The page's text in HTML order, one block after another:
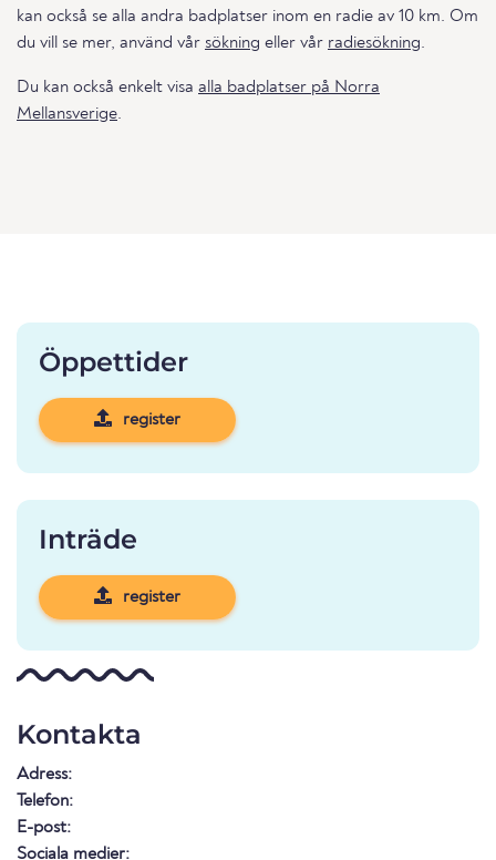
kan också se alla andra badplatser inom en radie av 10 km. Om
du vill se mer, använd vår sökning eller vår radiesökning.
Du kan också enkelt visa alla badplatser på Norra
Mellansverige.
Öppettider
register
Inträde
register
Kontakta
Adress:
Telefon:
E-post:
Sociala medier: